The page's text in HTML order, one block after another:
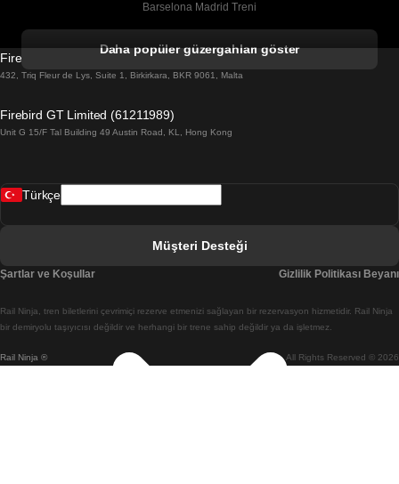
Barselona Madrid Treni
Barselona Sevilla Treni
Belfast Dublin Treni
Budapeşte Viyana Treni
Busan Cheonan(Asan) Treni
Daha popüler güzergahları göster
Firebird GT Limited (OC 1451)
432, Triq Fleur de Lys, Suite 1, Birkirkara, BKR 9061, Malta
Firebird GT Limited (61211989)
Unit G 15/F Tal Building 49 Austin Road, KL, Hong Kong
Rail Ninja ® All Rights Reserved © 2026
Rail Ninja, tren biletlerini çevrimiçi rezerve etmenizi sağlayan bir rezervasyon hizmetidir. Rail Ninja
bir demiryolu taşıyıcısı değildir ve herhangi bir trene sahip değildir ya da işletmez.
Türkçe
Müşteri Desteği
Şartlar ve Koşullar Gizlilik Politikası Beyanı